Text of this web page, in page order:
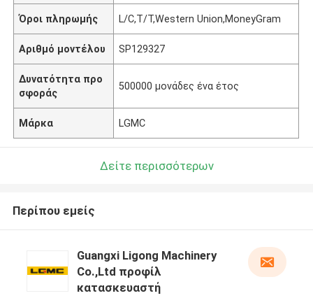
Όροι πληρωμής L/C,T/T,Western Union,MoneyGram
Αριθμό μοντέλου SP129327
Δυνατότητα προ
σφοράς
500000 μονάδες ένα έτος
Μάρκα LGMC
Δείτε περισσότερων
Περίπου εμείς
Guangxi Ligong Machinery
Co.,Ltd προφίλ
κατασκευαστή